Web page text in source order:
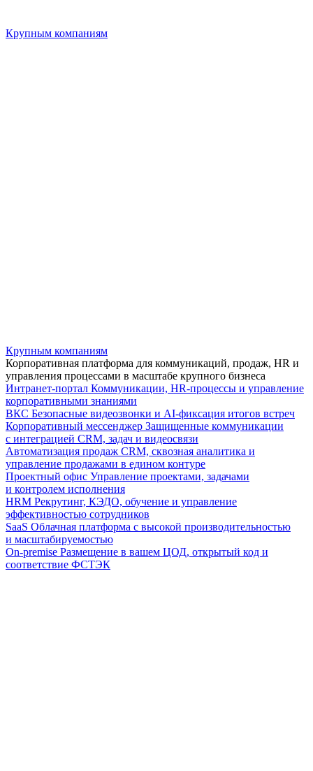
Крупным компаниям
Крупным компаниям
Корпоративная платформа для коммуникаций, продаж, HR и
управления процессами в масштабе крупного бизнеса
Интранет-портал Коммуникации, HR-процессы и управление
корпоративными знаниями
ВКС Безопасные видеозвонки и AI-фиксация итогов встреч
Корпоративный мессенджер Защищенные коммуникации
с интеграцией CRM, задач и видеосвязи
Автоматизация продаж CRM, сквозная аналитика и
управление продажами в едином контуре
Проектный офис Управление проектами, задачами
и контролем исполнения
HRM Рекрутинг, КЭДО, обучение и управление
эффективностью сотрудников
SaaS Облачная платформа с высокой производительностью
и масштабируемостью
On-premise Размещение в вашем ЦОД, открытый код и
соответствие ФСТЭК